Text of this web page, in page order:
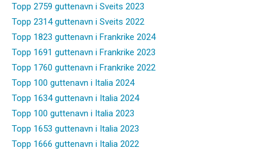
Topp 2759 guttenavn i Sveits 2023
Topp 2314 guttenavn i Sveits 2022
Topp 1823 guttenavn i Frankrike 2024
Topp 1691 guttenavn i Frankrike 2023
Topp 1760 guttenavn i Frankrike 2022
Topp 100 guttenavn i Italia 2024
Topp 1634 guttenavn i Italia 2024
Topp 100 guttenavn i Italia 2023
Topp 1653 guttenavn i Italia 2023
Topp 1666 guttenavn i Italia 2022